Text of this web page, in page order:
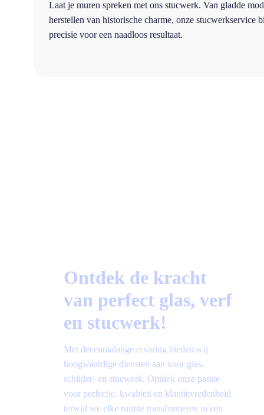
Laat je muren spreken met ons stucwerk. Van gladde
herstellen van historische charme, onze stucwerkservice
precisie voor een naadloos resultaat.
Ontdek de kracht
van perfect glas, verf
en stucwerk!
Met decennialange ervaring bieden wij
hoogwaardige diensten aan voor glas,
schilder- en stucwerk. Ontdek onze passie
voor perfectie, kwaliteit en klanttevredenheid
terwijl we elke ruimte transformeren in een